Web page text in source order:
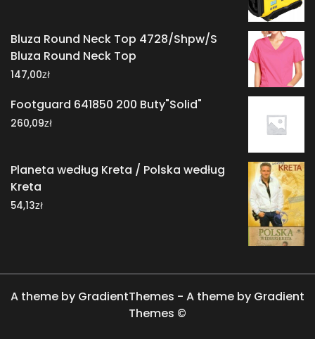
Bluza Round Neck Top 4728/Shpw/S
Bluza Round Neck Top
147,00zł
Footguard 641850 200 Buty"Solid"
260,09zł
Planeta według Kreta / Polska według
Kreta
54,13zł
A theme by GradientThemes - A theme by Gradient
Themes ©